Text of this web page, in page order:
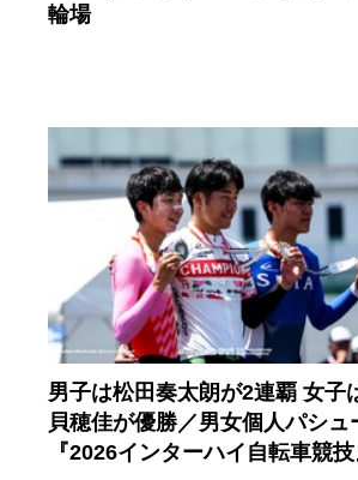
輪場
男子は松田奏太朗が2連覇 女子
貝穂佳が優勝／男女個人パシュ
『2026インターハイ自転車競技